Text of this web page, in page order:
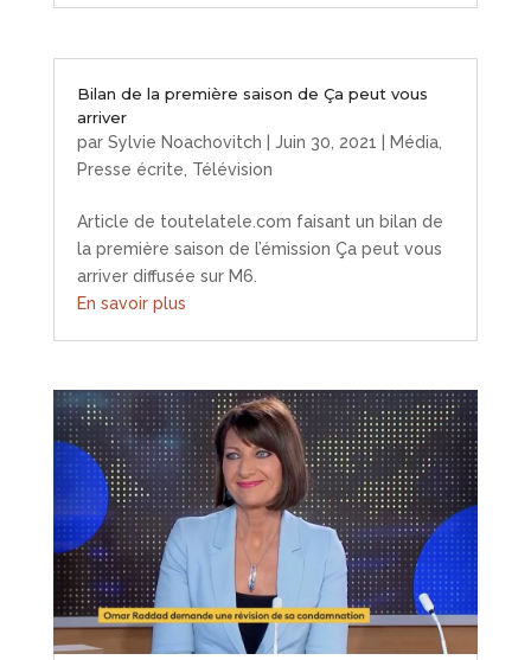
Bilan de la première saison de Ça peut vous
arriver
par Sylvie Noachovitch | Juin 30, 2021 | Média,
Presse écrite Télévision
Article de toutelatele.com faisant un bilan de
la première saison de l’émission Ça peut vous
arriver diffusée sur M6.
En savoir plus